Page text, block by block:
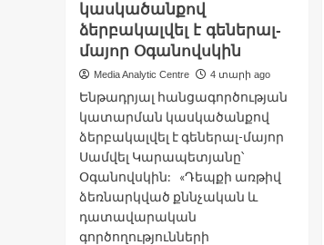
կասկածանքով
ձերբակալվել է գեներալ-
մայոր Օգանովսկին
Media Analytic Centre 4 տարի ago
Ենթադրյալ հանցագործության
կատարման կասկածանքով
ձերբակալվել է գեներալ-մայոր
Սամվել Կարապետյանը՝
Օգանովսկին: «Դեպքի առթիվ
ձեռնարկված քննչական և
դատավարական
գործողությունների